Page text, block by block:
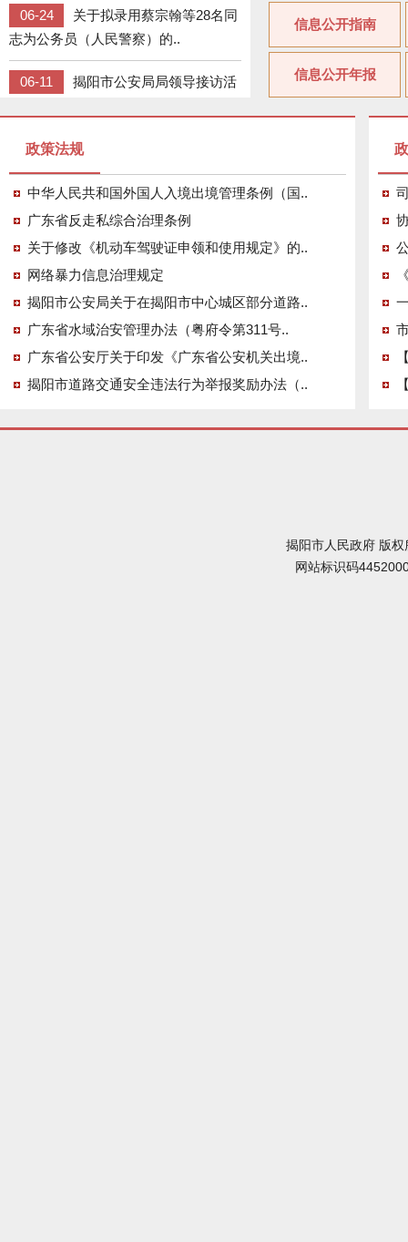
志为公务员（人民警察）的..
动公告
05-24 拟申请注销登记公告
05-23 拟申请注销登记公告
07-15
《揭阳市电动自行车道路交
通安全管理办法（征求意见一..
07-14
关于确认陈泽丰、陈海彬见
07-10
关于全市公安机关出入境管
信息公开指南
信息公开年报
政策法规
中华人民共和国外国人入境出境管理条例（国..
广东省反走私综合治理条例
关于修改《机动车驾驶证申领和使用规定》的..
网络暴力信息治理规定
揭阳市公安局关于在揭阳市中心城区部分道路..
广东省水域治安管理办法（粤府令第311号..
广东省公安厅关于印发《广东省公安机关出境..
揭阳市道路交通安全违法行为举报奖励办法（..
揭阳市人民政府 版
网站标识码